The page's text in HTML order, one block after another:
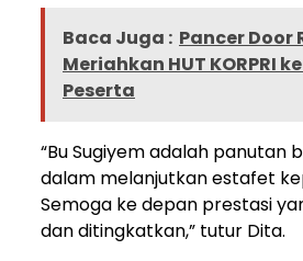
Baca Juga : Pancer Door
Meriahkan HUT KORPRI
Peserta
“Bu Sugiyem adalah panutan
dalam melanjutkan estafet
Semoga ke depan prestasi
dan ditingkatkan,” tutur Dita.